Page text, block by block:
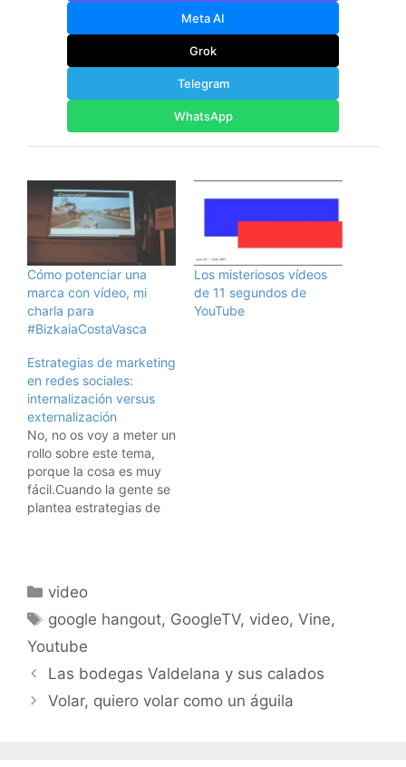
Meta AI
Grok
Telegram
WhatsApp
Cómo potenciar una
marca con vídeo, mi
charla para
#BizkaiaCostaVasca
Los misteriosos vídeos
de 11 segundos de
YouTube
Estrategias de marketing
en redes sociales:
internalización versus
externalización
No, no os voy a meter un
rollo sobre este tema,
porque la cosa es muy
fácil.Cuando la gente se
plantea estrategias de
todo in-house, en casita
(meto palabros en inglés
Categorías
video
Etiquetas
google hangout, GoogleTV, video,Vine,
Youtube
Las bodegas Valdelana y sus calados
Volar, quiero volar como un águila